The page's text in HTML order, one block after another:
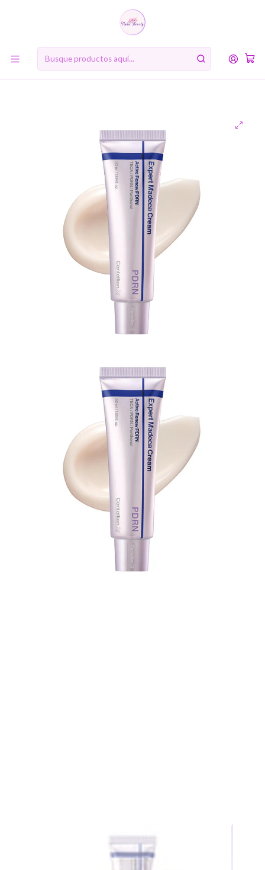
10% de descuento en tu primera compra online. Código: BIENVENIDA10
RUTINA DE BELLEZA COREANA
Quinto Paso: Crema Hidratante o Loción
Expert Madeca Cream Active Renew PDRN (Centellian24)